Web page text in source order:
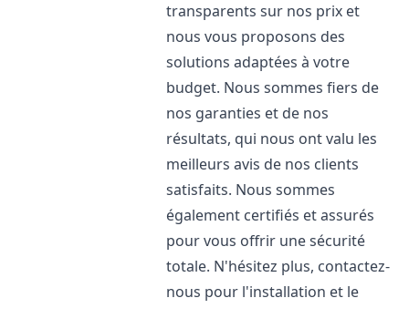
transparents sur nos prix et
nous vous proposons des
solutions adaptées à votre
budget. Nous sommes fiers de
nos garanties et de nos
résultats, qui nous ont valu les
meilleurs avis de nos clients
satisfaits. Nous sommes
également certifiés et assurés
pour vous offrir une sécurité
totale. N'hésitez plus, contactez-
nous pour l'installation et le